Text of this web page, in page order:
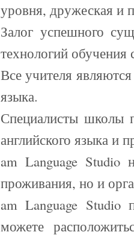
уровня, дружеская и
Залог успешного
технологий
Все учителя
языка.
Специалисты школы
английского языка и
am Language Studio
проживания, но и
am Language Studio
можете